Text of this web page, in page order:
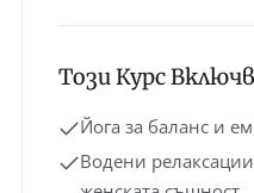
Този Курс
Йога за баланс и
Водени